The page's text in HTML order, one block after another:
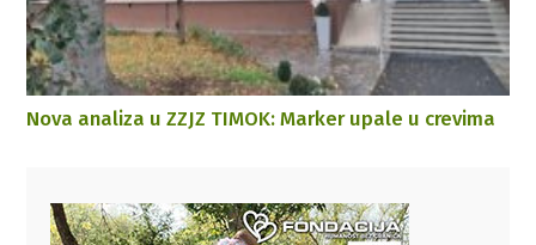
Nova analiza u ZZJZ TIMOK: Marker upale u crevima